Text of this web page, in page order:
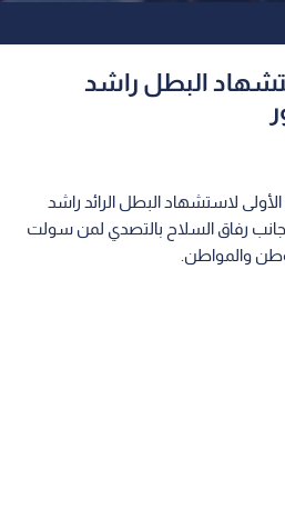
البطل راشد
لاستشهاد البطل الرائد راشد
رفاق السلاح بالتصدي لمن سولت
والمواطن.